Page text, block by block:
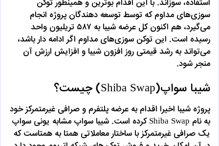
استفاده، سوزاند. با این اقدام بوترین و همینطور توکن
سوزی‌های مداوم که توسط توسعه دهندگان پروژه انجام
می‌گیرد، هم اکنون کل عرضه شیبا به ۵۸۷ تریلیون واحد
رسیده است. این توکن سوزی‌های مداوم اگر ادامه دار باشد،
می‌تواند به رشد قیمتی روز افزون شیبا و افزایش ارزش آن
منجر شود.
شیبا سواپ(Shiba Swap) چیست؟
پروژه شیبا اخیرا اقدام به عرضه پلتفرم و صرافی غیرمتمرکز خود
به نام Shiba Swap کرده است. شیبا سواپ مشابه یونی سواپ
یک صرافی غیرمتمرکز با ساختار معاملاتی همتا به همتاست که